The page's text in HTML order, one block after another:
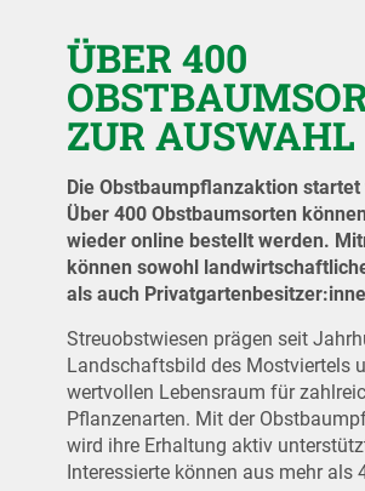
ÜBER 400
ZUR AUSWAHL
Die Obstbaumpflanzaktion
Über 400 Obstbaumsorten
wieder online bestellt werden.
können sowohl
als auch
Streuobstwiesen prägen seit
Landschaftsbild des Mostviertels
wertvollen Lebensraum für
Pflanzenarten. Mit der
wird ihre Erhaltung aktiv
Interessierte können aus mehr als